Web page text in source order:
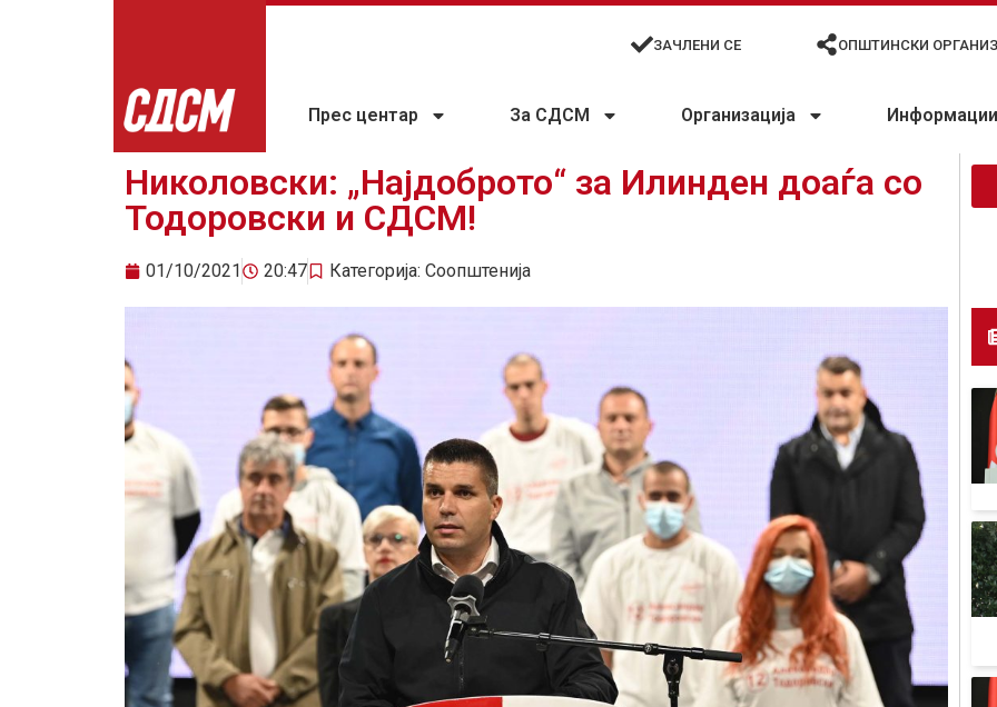
ЗАЧЛЕНИ СЕ ОПШТИНСКИ
Прес центар За СДСМ Организација Информации
Николовски: „Најдоброто“ за Илинден доаѓа со
Тодоровски и СДСМ!
01/10/2021 20:47 Категорија: Соопштенија